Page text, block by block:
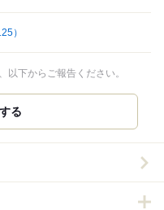
）
下からご報告ください。
る